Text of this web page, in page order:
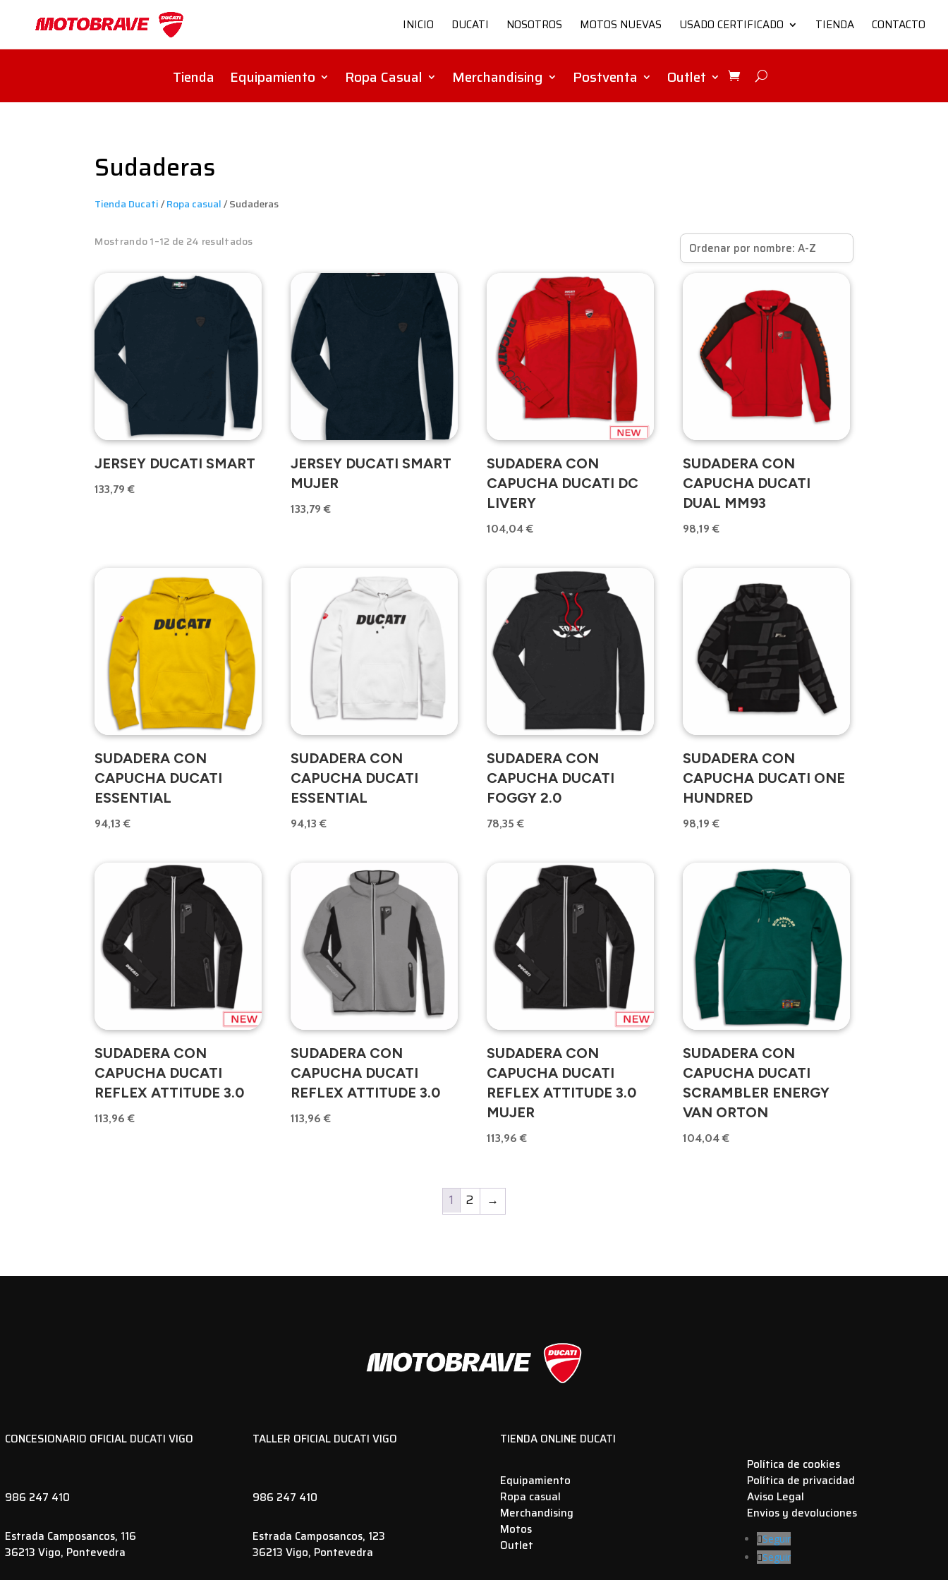
INICIO DUCATI NOSOTROS MOTOS NUEVAS USADO CERTIFICADO TIENDA CONTACTO
Tienda Equipamiento Ropa Casual Merchandising Postventa Outlet
Sudaderas
Tienda Ducati/Ropa casual/ Sudaderas
Mostrando 1–12 de 24 resultados
JERSEY DUCATI SMART
133,79€
JERSEY DUCATI SMART
MUJER
133,79€
SUDADERA CON
CAPUCHA DUCATI DC
LIVERY
104,04€
SUDADERA CON
CAPUCHA DUCATI
DUAL MM93
98,19€
SUDADERA CON
CAPUCHA DUCATI
ESSENTIAL
94,13€
SUDADERA CON
CAPUCHA DUCATI
ESSENTIAL
94,13€
SUDADERA CON
CAPUCHA DUCATI
FOGGY 2.0
78,35€
SUDADERA CON
CAPUCHA DUCATI ONE
HUNDRED
98,19€
SUDADERA CON
CAPUCHA DUCATI
REFLEX ATTITUDE 3.0
113,96€
SUDADERA CON
CAPUCHA DUCATI
REFLEX ATTITUDE 3.0
113,96€
SUDADERA CON
CAPUCHA DUCATI
REFLEX ATTITUDE 3.0
MUJER
113,96€
SUDADERA CON
CAPUCHA DUCATI
SCRAMBLER ENERGY
VAN ORTON
104,04€
1 2 →
CONCESIONARIO OFICIAL DUCATI VIGO
986 247 410
Estrada Camposancos, 116
36213 Vigo, Pontevedra
TALLER OFICIAL DUCATI VIGO
986 247 410
Estrada Camposancos, 123
36213 Vigo, Pontevedra
TIENDA ONLINE DUCATI
Equipamiento
Ropa casual
Merchandising
Motos
Outlet
Política de cookies
Política de privacidad
Aviso Legal
Envios y devoluciones
Seguir
Seguir